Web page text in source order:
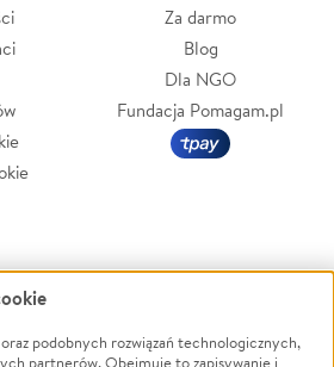
Za darmo
Blog
Dla NGO
Fundacja Pomagam.pl
Powódź
podobnych rozwiązań technologicznych,